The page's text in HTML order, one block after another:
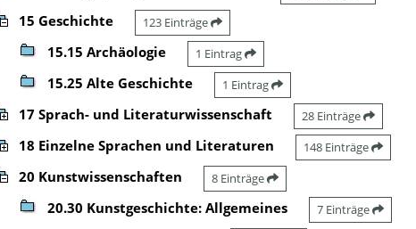
15 Geschichte 123 Einträge
15.15 Archäologie 1 Eintrag
15.25 Alte Geschichte 1 Eintrag
17 Sprach- und Literaturwissenschaft 28 Einträge
18 Einzelne Sprachen und Literaturen 148 Einträge
20 Kunstwissenschaften 8 Einträge
20.30 Kunstgeschichte: Allgemeines 7 Einträge